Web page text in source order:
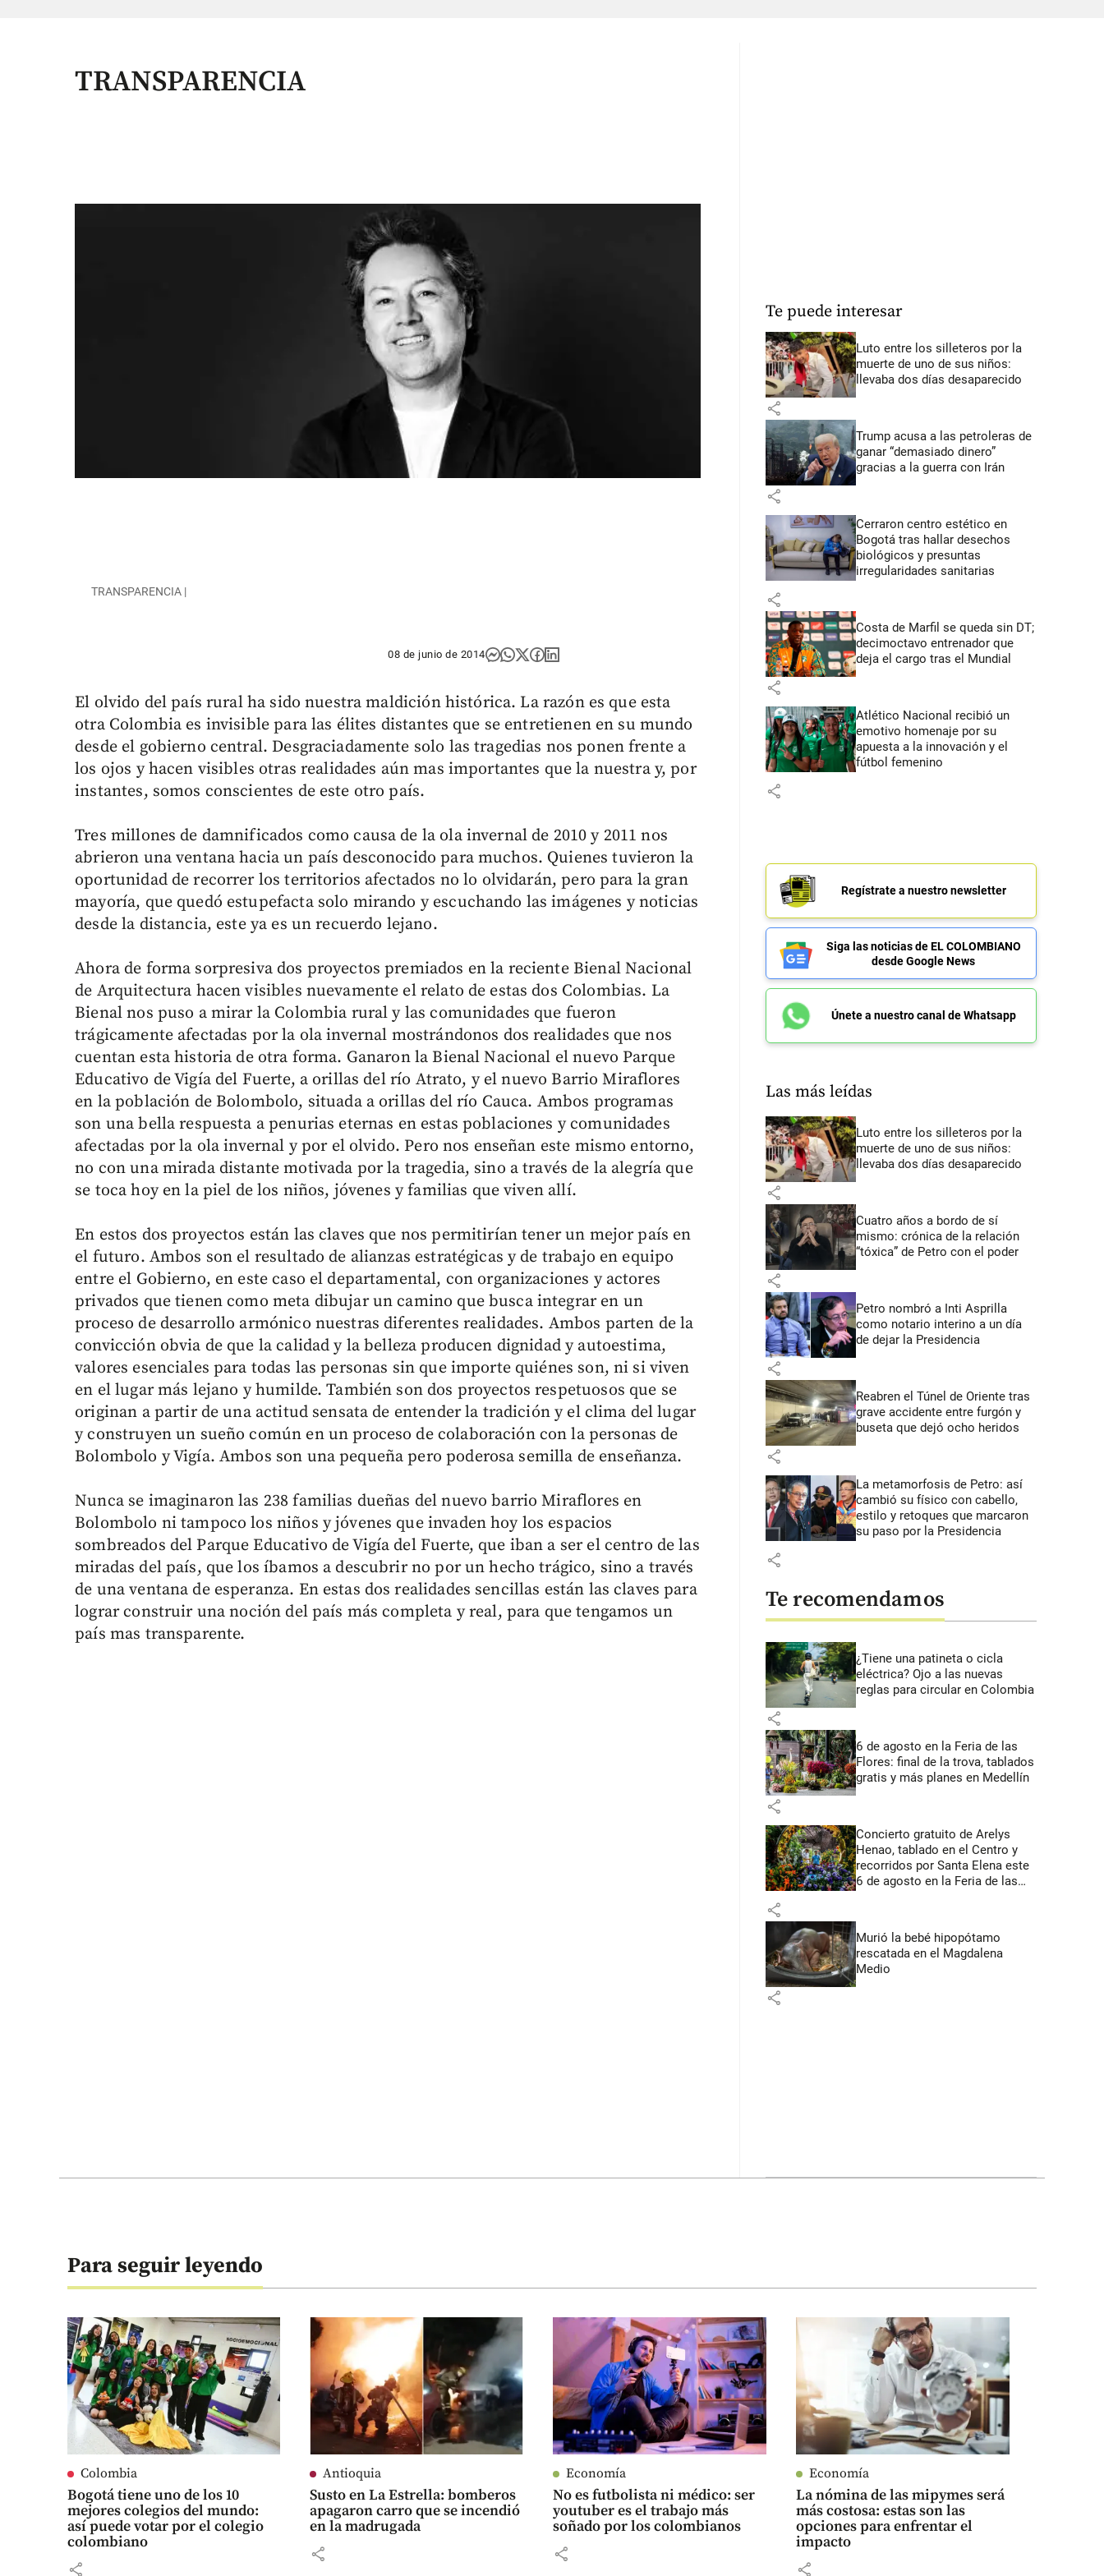
TRANSPARENCIA
TRANSPARENCIA |
08 de junio de 2014
El olvido del país rural ha sido nuestra maldición histórica. La razón es que esta
otra Colombia es invisible para las élites distantes que se entretienen en su mundo
desde el gobierno central. Desgraciadamente solo las tragedias nos ponen frente a
los ojos y hacen visibles otras realidades aún mas importantes que la nuestra y, por
instantes, somos conscientes de este otro país.
Tres millones de damnificados como causa de la ola invernal de 2010 y 2011 nos
abrieron una ventana hacia un país desconocido para muchos. Quienes tuvieron la
oportunidad de recorrer los territorios afectados no lo olvidarán, pero para la gran
mayoría, que quedó estupefacta solo mirando y escuchando las imágenes y noticias
desde la distancia, este ya es un recuerdo lejano.
Ahora de forma sorpresiva dos proyectos premiados en la reciente Bienal Nacional
de Arquitectura hacen visibles nuevamente el relato de estas dos Colombias. La
Bienal nos puso a mirar la Colombia rural y las comunidades que fueron
trágicamente afectadas por la ola invernal mostrándonos dos realidades que nos
cuentan esta historia de otra forma. Ganaron la Bienal Nacional el nuevo Parque
Educativo de Vigía del Fuerte, a orillas del río Atrato, y el nuevo Barrio Miraflores
en la población de Bolombolo, situada a orillas del río Cauca. Ambos programas
son una bella respuesta a penurias eternas en estas poblaciones y comunidades
afectadas por la ola invernal y por el olvido. Pero nos enseñan este mismo entorno,
no con una mirada distante motivada por la tragedia, sino a través de la alegría que
se toca hoy en la piel de los niños, jóvenes y familias que viven allí.
En estos dos proyectos están las claves que nos permitirían tener un mejor país en
el futuro. Ambos son el resultado de alianzas estratégicas y de trabajo en equipo
entre el Gobierno, en este caso el departamental, con organizaciones y actores
privados que tienen como meta dibujar un camino que busca integrar en un
proceso de desarrollo armónico nuestras diferentes realidades. Ambos parten de la
convicción obvia de que la calidad y la belleza producen dignidad y autoestima,
valores esenciales para todas las personas sin que importe quiénes son, ni si viven
en el lugar más lejano y humilde. También son dos proyectos respetuosos que se
originan a partir de una actitud sensata de entender la tradición y el clima del lugar
y construyen un sueño común en un proceso de colaboración con la personas de
Bolombolo y Vigía. Ambos son una pequeña pero poderosa semilla de enseñanza.
Nunca se imaginaron las 238 familias dueñas del nuevo barrio Miraflores en
Bolombolo ni tampoco los niños y jóvenes que invaden hoy los espacios
sombreados del Parque Educativo de Vigía del Fuerte, que iban a ser el centro de las
miradas del país, que los íbamos a descubrir no por un hecho trágico, sino a través
de una ventana de esperanza. En estas dos realidades sencillas están las claves para
lograr construir una noción del país más completa y real, para que tengamos un
país mas transparente.
Te puede interesar
Luto entre los silleteros por la
muerte de uno de sus niños:
llevaba dos días desaparecido
share
Trump acusa a las petroleras de
ganar “demasiado dinero”
gracias a la guerra con Irán
share
Cerraron centro estético en
Bogotá tras hallar desechos
biológicos y presuntas
irregularidades sanitarias
share
Costa de Marfil se queda sin DT;
decimoctavo entrenador que
deja el cargo tras el Mundial
share
Atlético Nacional recibió un
emotivo homenaje por su
apuesta a la innovación y el
fútbol femenino
share
Regístrate a nuestro newsletter
Siga las noticias de EL COLOMBIANO
desde Google News
Únete a nuestro canal de Whatsapp
Las más leídas
Luto entre los silleteros por la
muerte de uno de sus niños:
llevaba dos días desaparecido
share
Cuatro años a bordo de sí
mismo: crónica de la relación
“tóxica” de Petro con el poder
share
Petro nombró a Inti Asprilla
como notario interino a un día
de dejar la Presidencia
share
Reabren el Túnel de Oriente tras
grave accidente entre furgón y
buseta que dejó ocho heridos
share
La metamorfosis de Petro: así
cambió su físico con cabello,
estilo y retoques que marcaron
su paso por la Presidencia
share
Te recomendamos
¿Tiene una patineta o cicla
eléctrica? Ojo a las nuevas
reglas para circular en Colombia
share
6 de agosto en la Feria de las
Flores: final de la trova, tablados
gratis y más planes en Medellín
share
Concierto gratuito de Arelys
Henao, tablado en el Centro y
recorridos por Santa Elena este
6 de agosto en la Feria de las
share
Murió la bebé hipopótamo
rescatada en el Magdalena
Medio
share
Para seguir leyendo
Colombia
Bogotá tiene uno de los 10
mejores colegios del mundo:
así puede votar por el colegio
colombiano
share
Antioquia
Susto en La Estrella: bomberos
apagaron carro que se incendió
en la madrugada
share
Economía
No es futbolista ni médico: ser
youtuber es el trabajo más
soñado por los colombianos
share
Economía
La nómina de las mipymes será
más costosa: estas son las
opciones para enfrentar el
impacto
share